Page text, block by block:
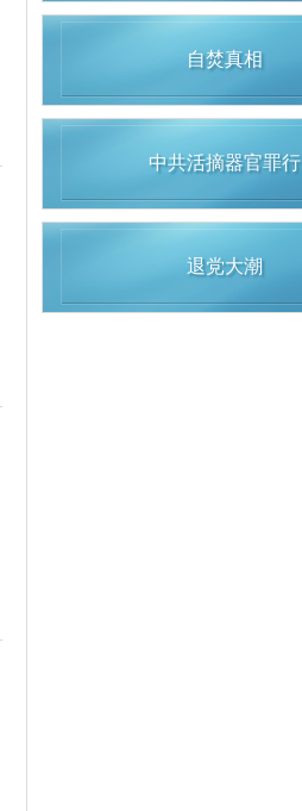
自焚真相
中共活摘器官罪行
退党大潮